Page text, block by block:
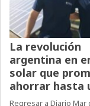
La revolución
argentina en
solar que
ahorrar hasta
Regresar a Diario Mar